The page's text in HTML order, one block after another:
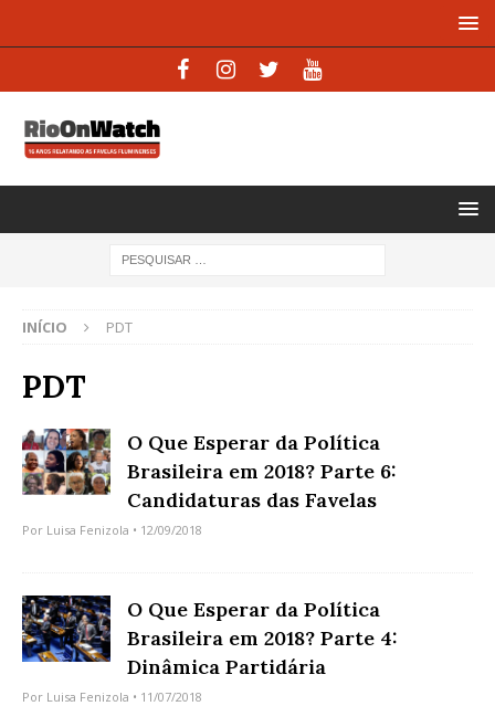
INÍCIO PDT
PDT
O Que Esperar da Política
Brasileira em 2018? Parte 6:
Candidaturas das Favelas
Por Luisa Fenizola • 12/09/2018
O Que Esperar da Política
Brasileira em 2018? Parte 4:
Dinâmica Partidária
Por Luisa Fenizola • 11/07/2018